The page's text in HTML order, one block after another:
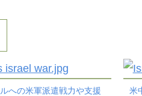
への米軍派遣戦力や支援
米